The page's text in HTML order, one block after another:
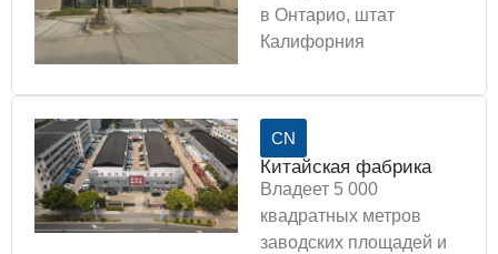
в Онтарио, штат
Калифорния
CN
Китайская фабрика
Владеет 5 000
квадратных метров
заводских площадей и